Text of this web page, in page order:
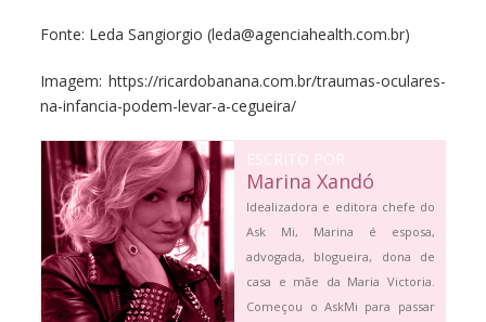
Fonte: Leda Sangiorgio (leda@agenciahealth.com.br)
Imagem: https://ricardobanana.com.br/traumas-oculares-
na-infancia-podem-levar-a-cegueira/
ESCRITO POR
Marina Xandó
Idealizadora e editora chefe do
Ask Mi, Marina é esposa,
advogada, blogueira, dona de
casa e mãe da Maria Victoria.
Começou o AskMi para passar